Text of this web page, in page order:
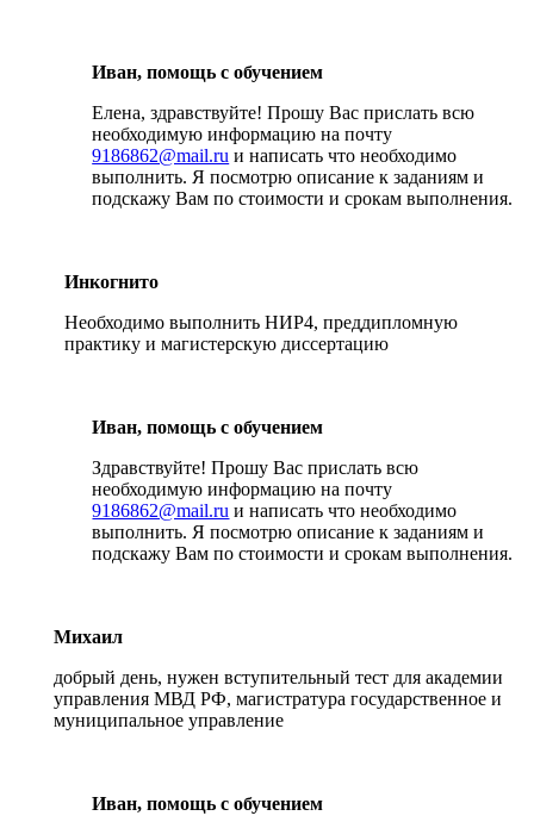
Иван, помощь с обучением
Елена, здравствуйте! Прошу Вас прислать всю
необходимую информацию на почту
9186862@mail.ru и написать что необходимо
выполнить. Я посмотрю описание к заданиям и
подскажу Вам по стоимости и срокам выполнения.
Инкогнито
Необходимо выполнить НИР4, преддипломную
практику и магистерскую диссертацию
Иван, помощь с обучением
Здравствуйте! Прошу Вас прислать всю
необходимую информацию на почту
9186862@mail.ru и написать что необходимо
выполнить. Я посмотрю описание к заданиям и
подскажу Вам по стоимости и срокам выполнения.
Михаил
добрый день, нужен вступительный тест для академии
управления МВД РФ, магистратура государственное и
муниципальное управление
Иван, помощь с обучением